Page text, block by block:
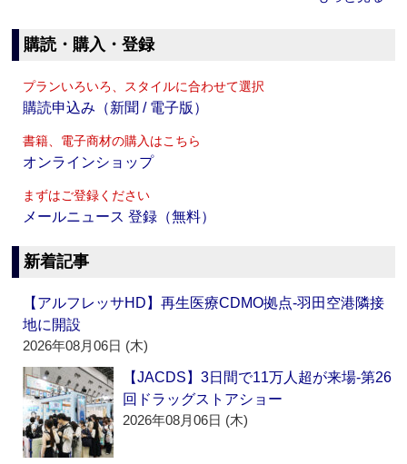
購読・購入・登録
プランいろいろ、スタイルに合わせて選択
購読申込み（新聞 / 電子版）
書籍、電子商材の購入はこちら
オンラインショップ
まずはご登録ください
メールニュース 登録（無料）
新着記事
【アルフレッサHD】再生医療CDMO拠点‐羽田空港隣接
地に開設
2026年08月06日 (木)
【JACDS】3日間で11万人超が来場‐第26
回ドラッグストアショー
2026年08月06日 (木)